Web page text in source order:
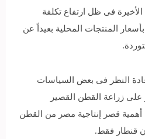
فى ظل ارتفاع تكلفة
المنتجات المحلية بعيداً عن
النظر فى بعض السياسات
على زراعة القطن القصير
قصر إنتاجية مصر من القطن